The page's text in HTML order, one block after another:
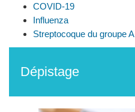
COVID-19
Influenza
Streptocoque du groupe A
Dépistage